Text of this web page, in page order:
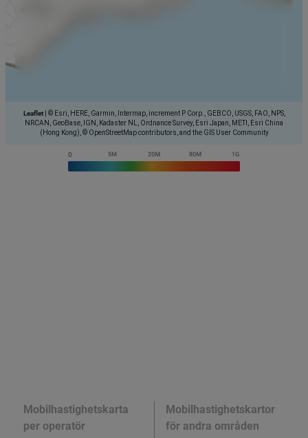
Leaflet
© Esri, HERE, Garmin, Intermap, increment P Corp., GEBCO, USGS, FAO, NPS,
NRCAN, GeoBase, IGN, Kadaster NL, Ordnance Survey, Esri Japan, METI, Esri China
(Hong Kong), © OpenStreetMap contributors, and the GIS User Community
Mobilhastighetskarta
per operatör
Mobilhastighetskartor
för andra områden